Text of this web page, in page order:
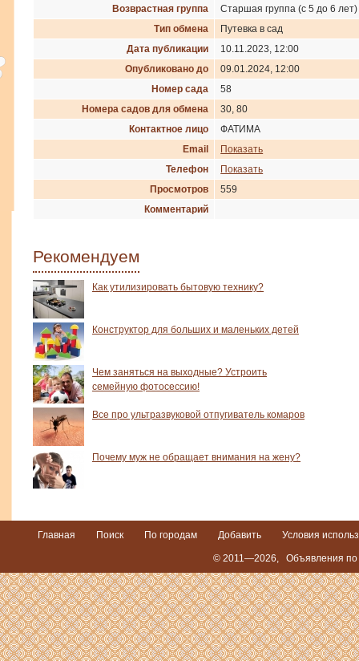
Возврастная группа
Старшая группа (с 5 до 6 лет)
Тип обмена
Путевка в сад
Дата публикации
10.11.2023, 12:00
Опубликовано до
09.01.2024, 12:00
Номер сада
58
Номера садов для обмена
30, 80
Контактное лицо
ФАТИМА
Email
Показать
Телефон
Показать
Просмотров
559
Комментарий
Рекомендуем
Как утилизировать бытовую технику?
Конструктор для больших и маленьких детей
Чем заняться на выходные? Устроить
семейную фотосессию!
Все про ультразвуковой отпугиватель комаров
Почему муж не обращает внимания на жену?
Главная Поиск По городам Добавить Условия
© 2011—2026, Объявления по